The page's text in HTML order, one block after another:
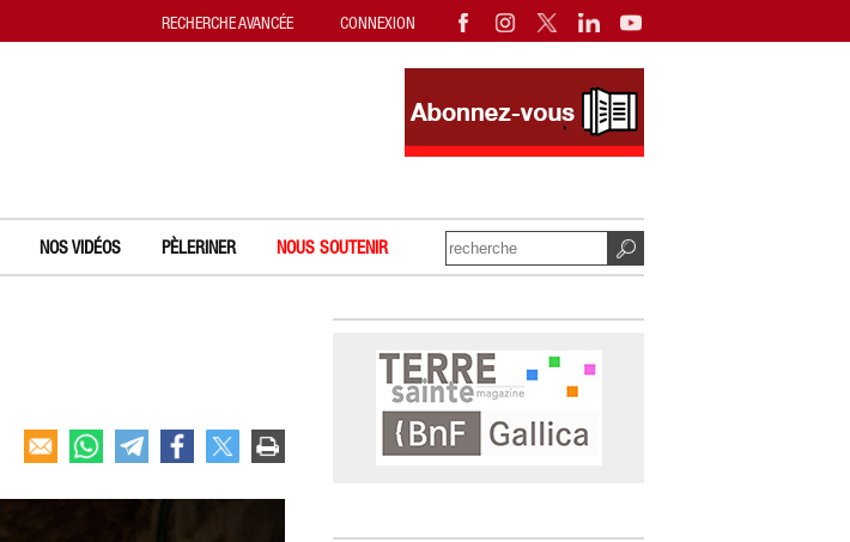
NOS VIDÉOS PÈLERINER NOUS SOUTENIR
RECHERCHE AVANCÉE CONNEXION